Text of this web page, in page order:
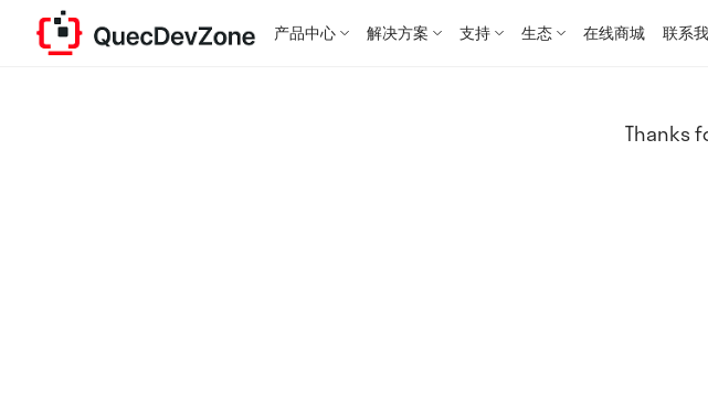
产品中心 解决方案 支持 生态 在线商城 联系
Thanks